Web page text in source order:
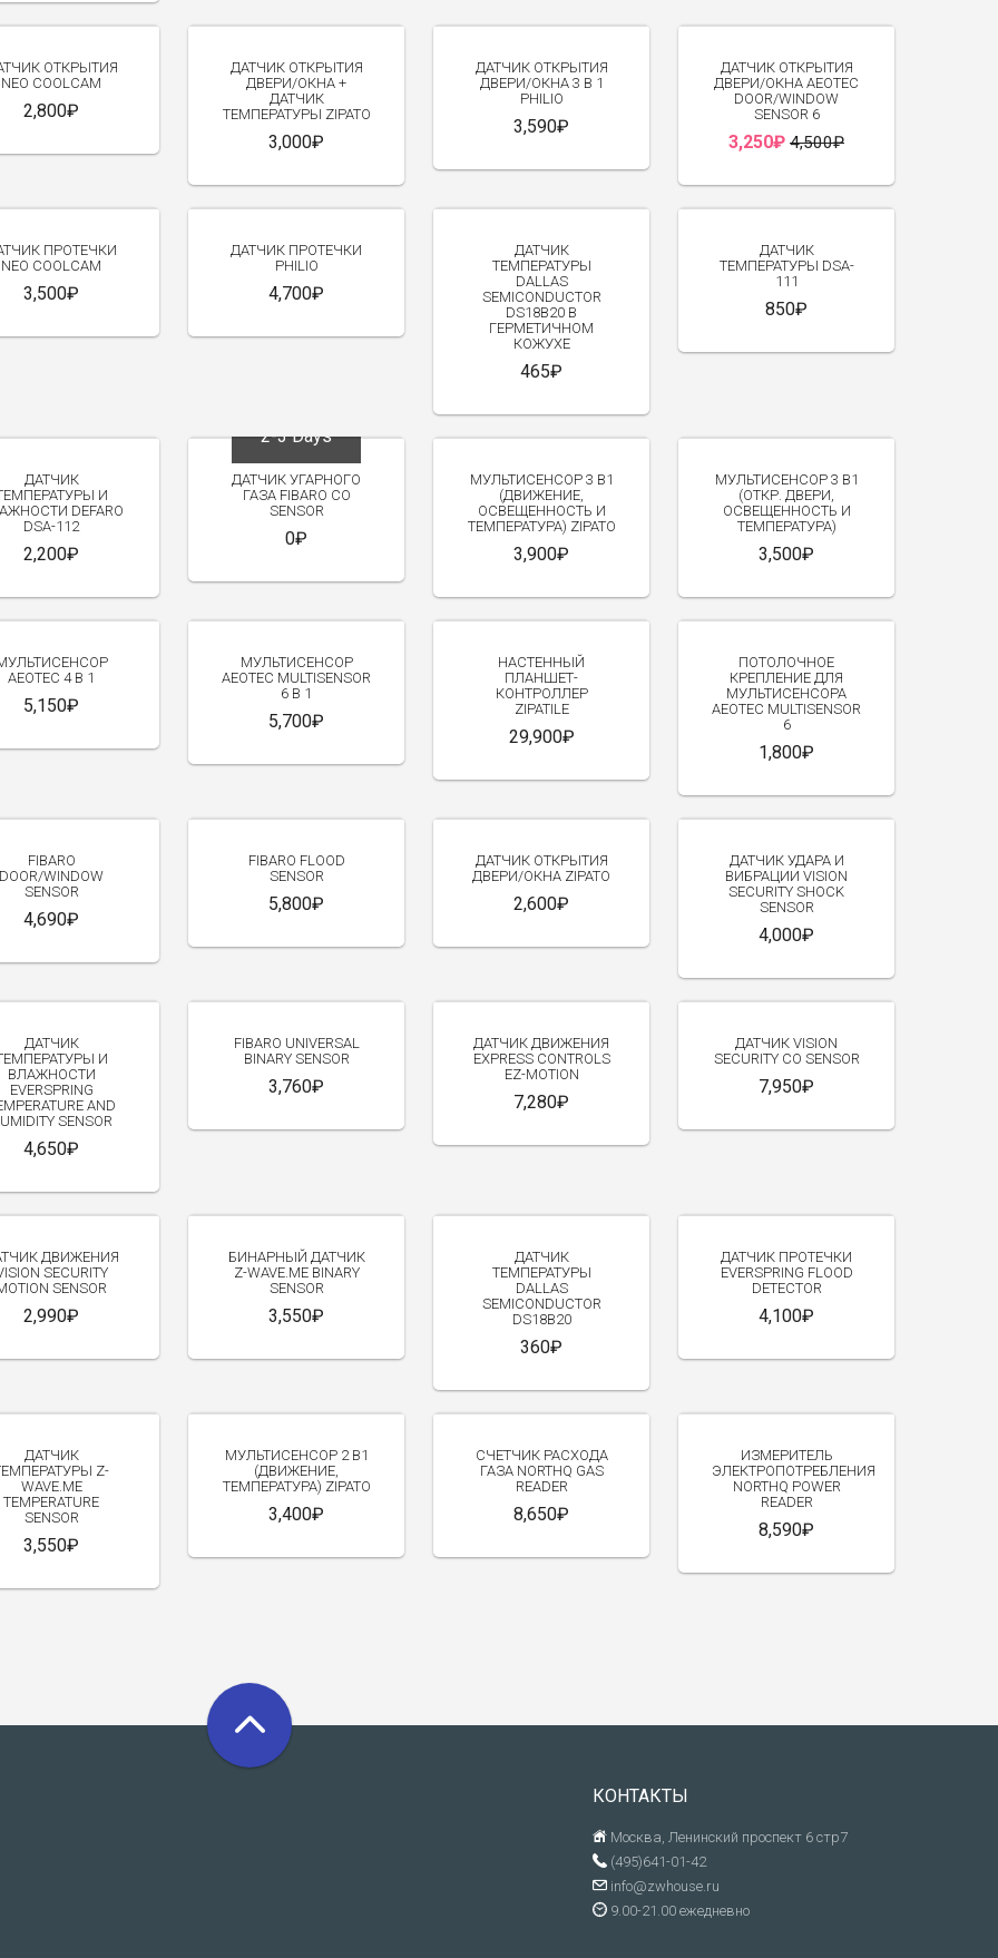
ОТКРЫТИЯ
NEO COOLCAM
2,800₽
ДАТЧИК ОТКРЫТИЯ
ДВЕРИ/ОКНА +
ДАТЧИК
ТЕМПЕРАТУРЫ ZIPATO
3,000₽
ДАТЧИК ОТКРЫТИЯ
ДВЕРИ/ОКНА 3 В 1
PHILIO
3,590₽
ДАТЧИК ОТКРЫТИЯ
ДВЕРИ/ОКНА AEOTEC
DOOR/WINDOW
SENSOR 6
3,250₽ 4,500₽
ПРОТЕЧКИ
NEO COOLCAM
3,500₽
ДАТЧИК ПРОТЕЧКИ
PHILIO
4,700₽
ДАТЧИК
ТЕМПЕРАТУРЫ
DALLAS
SEMICONDUCTOR
DS18B20 В
ГЕРМЕТИЧНОМ
КОЖУХЕ
465₽
ДАТЧИК
ТЕМПЕРАТУРЫ DSA-
111
850₽
ДАТЧИК
И
DEFARO
DSA-112
2,200₽
2-3 Days
ДАТЧИК УГАРНОГО
ГАЗА FIBARO CO
SENSOR
0₽
МУЛЬТИСЕНСОР 3 В1
(ДВИЖЕНИЕ,
ОСВЕЩЕННОСТЬ И
ТЕМПЕРАТУРА) ZIPATO
3,900₽
МУЛЬТИСЕНСОР 3 В1
(ОТКР. ДВЕРИ,
ОСВЕЩЕННОСТЬ И
ТЕМПЕРАТУРА)
3,500₽
AEOTEC 4 В 1
5,150₽
МУЛЬТИСЕНСОР
AEOTEC MULTISENSOR
6 В 1
5,700₽
НАСТЕННЫЙ
ПЛАНШЕТ-
КОНТРОЛЛЕР
ZIPATILE
29,900₽
ПОТОЛОЧНОЕ
КРЕПЛЕНИЕ ДЛЯ
МУЛЬТИСЕНСОРА
AEOTEC MULTISENSOR
6
1,800₽
FIBARO
DOOR/WINDOW
SENSOR
4,690₽
FIBARO FLOOD
SENSOR
5,800₽
ДАТЧИК ОТКРЫТИЯ
ДВЕРИ/ОКНА ZIPATO
2,600₽
ДАТЧИК УДАРА И
ВИБРАЦИИ VISION
SECURITY SHOCK
SENSOR
4,000₽
ДАТЧИК
И
ВЛАЖНОСТИ
EVERSPRING
AND
SENSOR
4,650₽
FIBARO UNIVERSAL
BINARY SENSOR
3,760₽
ДАТЧИК ДВИЖЕНИЯ
EXPRESS CONTROLS
EZ-MOTION
7,280₽
ДАТЧИК VISION
SECURITY CO SENSOR
7,950₽
ДВИЖЕНИЯ
SECURITY
SENSOR
2,990₽
БИНАРНЫЙ ДАТЧИК
Z-WAVE.ME BINARY
SENSOR
3,550₽
ДАТЧИК
ТЕМПЕРАТУРЫ
DALLAS
SEMICONDUCTOR
DS18B20
360₽
ДАТЧИК ПРОТЕЧКИ
EVERSPRING FLOOD
DETECTOR
4,100₽
ДАТЧИК
Z-
WAVE.ME
TEMPERATURE
SENSOR
3,550₽
МУЛЬТИСЕНСОР 2 В1
(ДВИЖЕНИЕ,
ТЕМПЕРАТУРА) ZIPATO
3,400₽
СЧЕТЧИК РАСХОДА
ГАЗА NORTHQ GAS
READER
8,650₽
ИЗМЕРИТЕЛЬ
ЭЛЕКТРОПОТРЕБЛЕНИЯ
NORTHQ POWER
READER
8,590₽
КОНТАКТЫ
Москва, Ленинский проспект 6 стр7
(495)641-01-42
info@zwhouse.ru
9.00-21.00 ежедневно